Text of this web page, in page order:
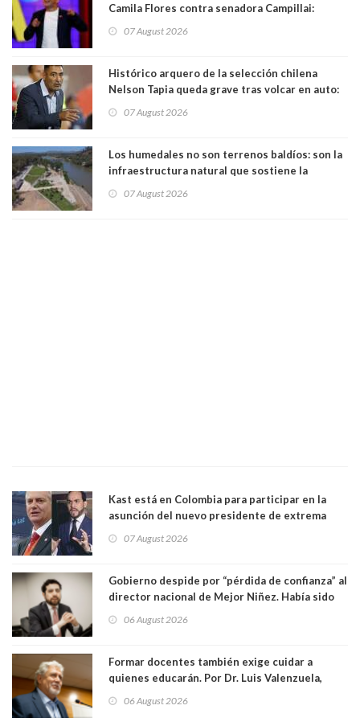
Camila Flores contra senadora Campillai:
forma de quitar dignidad"
07 August 2026
Histórico arquero de la selección chilena
Nelson Tapia queda grave tras volcar en auto:
07 August 2026
Los humedales no son terrenos baldíos: son la
infraestructura natural que sostiene la
07 August 2026
Kast está en Colombia para participar en la
asunción del nuevo presidente de extrema
07 August 2026
Gobierno despide por “pérdida de confianza” al
director nacional de Mejor Niñez. Había sido
06 August 2026
Formar docentes también exige cuidar a
quienes educarán. Por Dr. Luis Valenzuela,
Académicos U. Católica Silva Henríquez
06 August 2026